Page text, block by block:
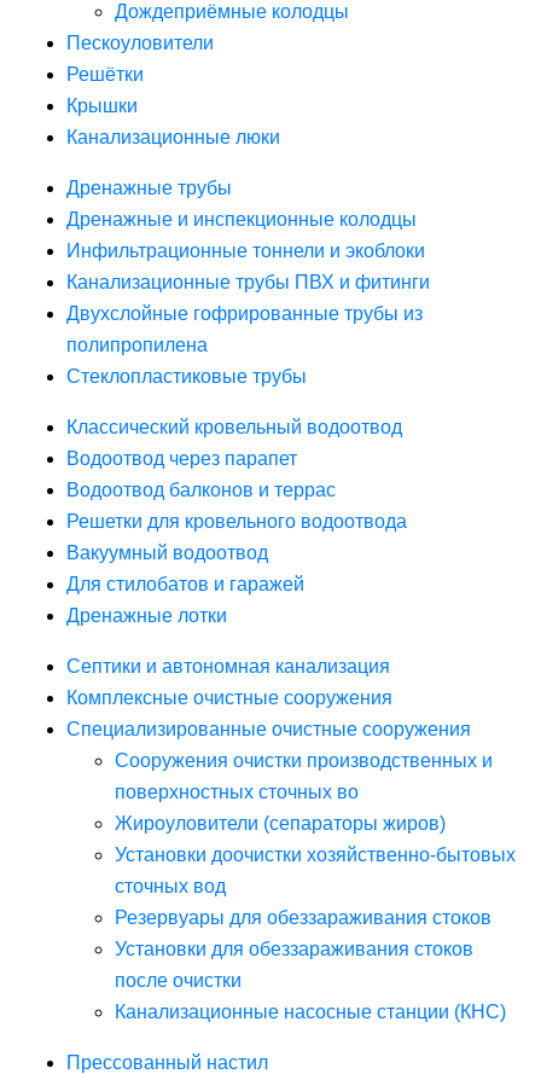
Дождеприёмные колодцы
Пескоуловители
Решётки
Крышки
Канализационные люки
Дренажные трубы
Дренажные и инспекционные колодцы
Инфильтрационные тоннели и экоблоки
Канализационные трубы ПВХ и фитинги
Двухслойные гофрированные трубы из
полипропилена
Стеклопластиковые трубы
Классический кровельный водоотвод
Водоотвод через парапет
Водоотвод балконов и террас
Решетки для кровельного водоотвода
Вакуумный водоотвод
Для стилобатов и гаражей
Дренажные лотки
Септики и автономная канализация
Комплексные очистные сооружения
Специализированные очистные сооружения
Сооружения очистки производственных и
поверхностных сточных во
Жироуловители (сепараторы жиров)
Установки доочистки хозяйственно-бытовых
сточных вод
Резервуары для обеззараживания стоков
Установки для обеззараживания стоков
после очистки
Канализационные насосные станции (КНС)
Прессованный настил